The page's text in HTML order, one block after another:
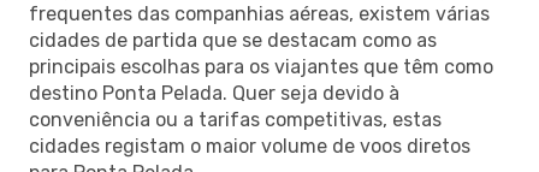
frequentes das companhias aéreas, existem várias
cidades de partida que se destacam como as
principais escolhas para os viajantes que têm como
destino Ponta Pelada. Quer seja devido à
conveniência ou a tarifas competitivas, estas
cidades registam o maior volume de voos diretos